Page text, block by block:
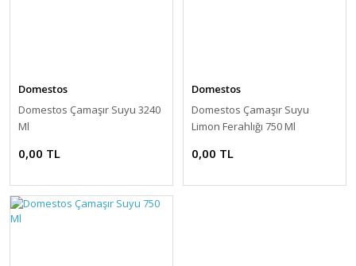
Domestos
Domestos Çamaşır Suyu 3240
Ml
0,00 TL
Domestos
Domestos Çamaşır Suyu
Limon Ferahlığı 750 Ml
0,00 TL